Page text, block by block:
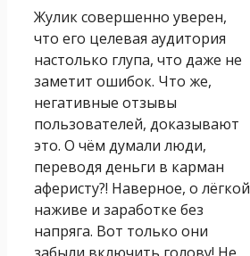
Жулик совершенно уверен,
что его целевая аудитория
настолько глупа, что даже не
заметит ошибок. Что же,
негативные отзывы
пользователей, доказывают
это. О чём думали люди,
переводя деньги в карман
аферисту?! Наверное, о лёгкой
наживе и заработке без
напряга. Вот только они